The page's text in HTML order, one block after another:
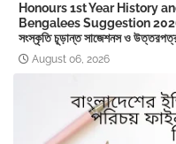
Honours 1st Year History
Bengalees Suggestion 2026
সংস্কৃতি চূড়ান্ত সাজেশনস ও
August 06, 2026